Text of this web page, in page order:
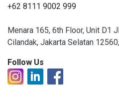
+62 8111 9002 999
Menara 165, 6th Floor, Unit D1
Cilandak, Jakarta Selatan
Follow Us